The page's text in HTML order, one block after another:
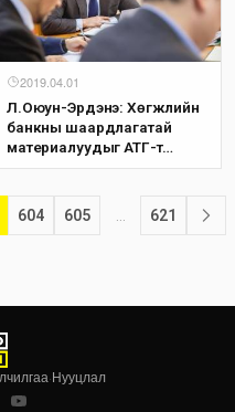
2019.04.01
Л.Оюун-Эрдэнэ: Хөгжлийн
банкны шаардлагатай
материалуудыг АТГ-т
шилжүүл
604 605 … 621
·Нууцлал